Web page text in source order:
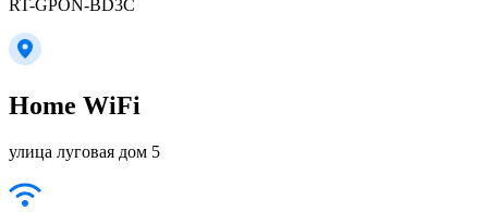
RT-GPON-BD3C
Home WiFi
улица луговая дом 5